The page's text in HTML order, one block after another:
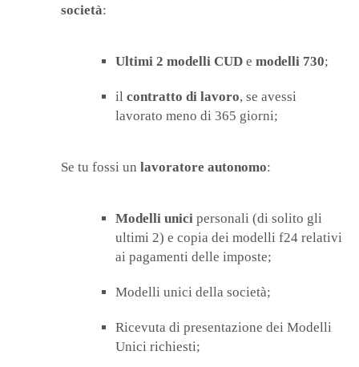
società:
Ultimi 2 modelli CUD e modelli 730;
il contratto di lavoro, se avessi
lavorato meno di 365 giorni;
Se tu fossi un lavoratore autonomo:
Modelli unici personali (di solito gli
ultimi 2) e copia dei modelli f24 relativi
ai pagamenti delle imposte;
Modelli unici della società;
Ricevuta di presentazione dei Modelli
Unici richiesti;